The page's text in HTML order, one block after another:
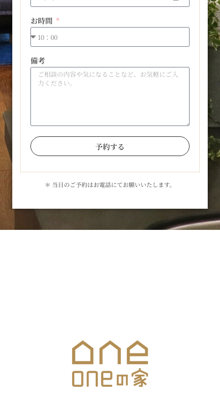
お時間
備考
予約する
＊ 当日のご予約はお電話にてお願いいたします。